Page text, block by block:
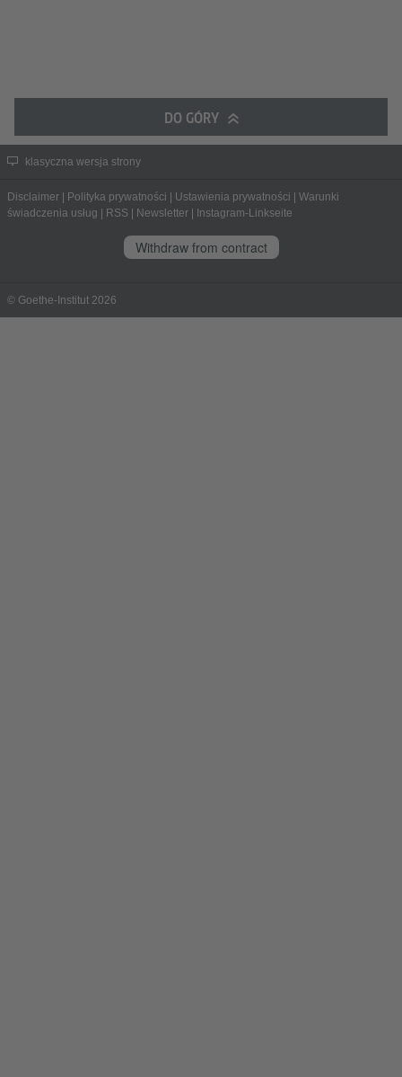
DO GÓRY
klasyczna wersja strony
Disclaimer | Polityka prywatności | Ustawienia prywatności | Warunki
świadczenia usług | RSS | Newsletter | Instagram-Linkseite
Withdraw from contract
© Goethe-Institut 2026